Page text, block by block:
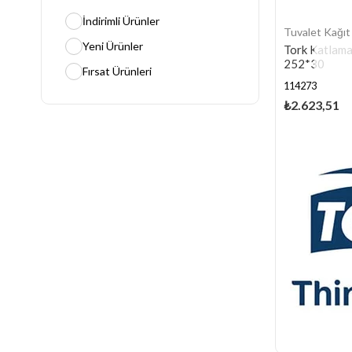
İndirimli Ürünler
Yeni Ürünler
Fırsat Ürünleri
Tuvalet Kağıt
Tork
252*30
114273
₺2.623,51